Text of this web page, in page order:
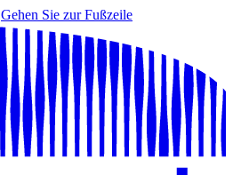
Gehen Sie zur Fußzeile